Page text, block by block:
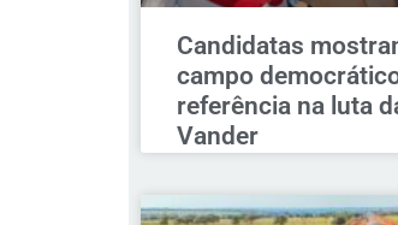
Candidatas
campo
referência na luta
Vander